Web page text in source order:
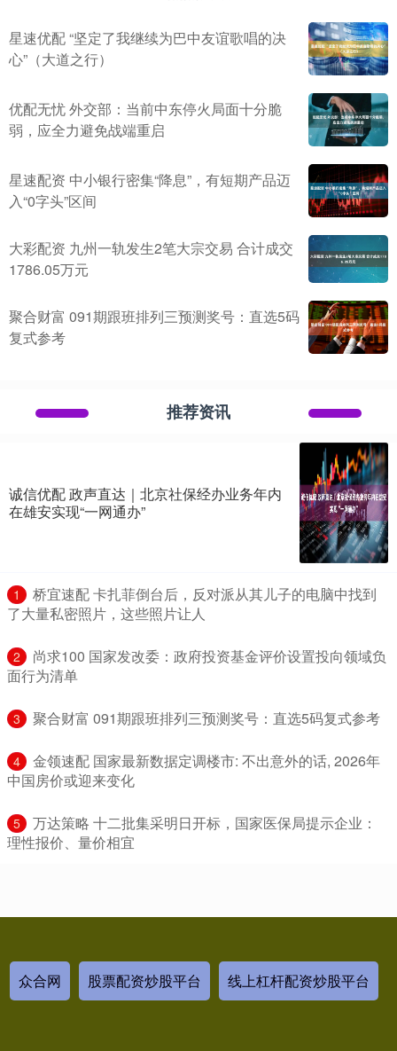
星速优配 “坚定了我继续为巴中友谊歌唱的决
心”（大道之行）
优配无忧 外交部：当前中东停火局面十分脆
弱，应全力避免战端重启
星速配资 中小银行密集“降息”，有短期产品迈
入“0字头”区间
大彩配资 九州一轨发生2笔大宗交易 合计成交
1786.05万元
聚合财富 091期跟班排列三预测奖号：直选5码
复式参考
推荐资讯
诚信优配 政声直达｜北京社保经办业务年内
在雄安实现“一网通办”
1
​桥宜速配 卡扎菲倒台后，反对派从其儿子的电脑中找到
了大量私密照片，这些照片让人
2
​尚求100 国家发改委：政府投资基金评价设置投向领域负
面行为清单
3 ​聚合财富 091期跟班排列三预测奖号：直选5码复式参考
4
​金领速配 国家最新数据定调楼市: 不出意外的话, 2026年
中国房价或迎来变化
5
​万达策略 十二批集采明日开标，国家医保局提示企业：
理性报价、量价相宜
众合网 股票配资炒股平台 线上杠杆配资炒股平台